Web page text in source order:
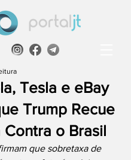
Tesla e eBay
Trump Recue
Contra o Brasil
que sobretaxa de